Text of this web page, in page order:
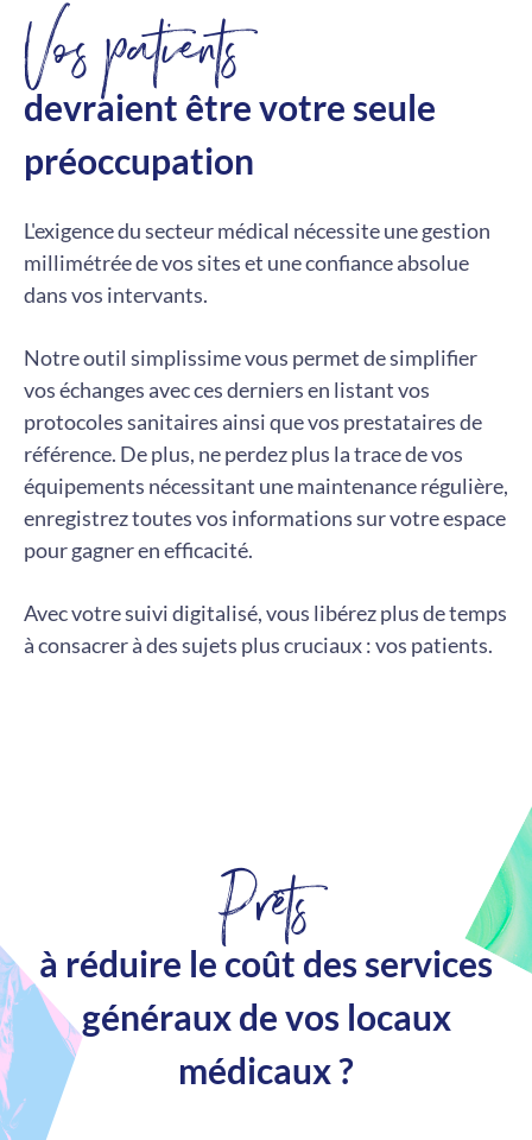
Vos patients
devraient être votre seule
préoccupation
L'exigence du secteur médical nécessite une gestion
millimétrée de vos sites et une confiance absolue
dans vos intervants.
Notre outil simplissime vous permet de simplifier
vos échanges avec ces derniers en listant vos
protocoles sanitaires ainsi que vos prestataires de
référence. De plus, ne perdez plus la trace de vos
équipements nécessitant une maintenance régulière,
enregistrez toutes vos informations sur votre espace
pour gagner en efficacité.
Avec votre suivi digitalisé, vous libérez plus de temps
à consacrer à des sujets plus cruciaux : vos patients.
Prêts
à réduire le coût des services
généraux de vos locaux
médicaux ?